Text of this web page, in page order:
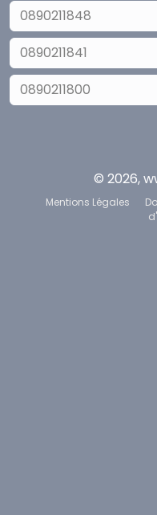
0890211848
0890211841
0890211800
© 2026,
Mentions Légales